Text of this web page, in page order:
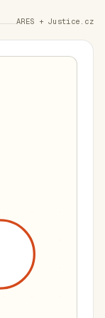
ARES + Justice.cz